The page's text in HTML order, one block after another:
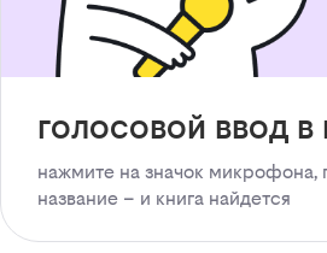
голосовой ввод в
нажмите на значок микрофона,
название – и книга найдется